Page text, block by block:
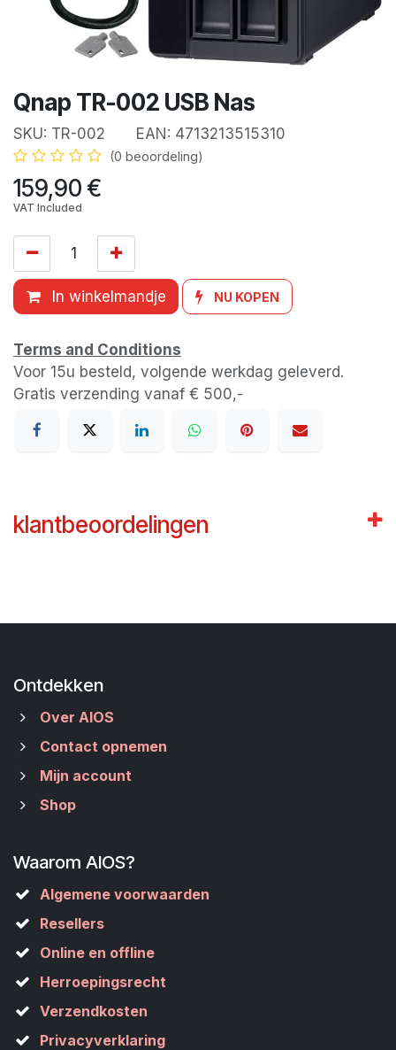
Qnap TR-002 USB Nas
SKU: TR-002 EAN: 4713213515310
(0 beoordeling)
159,90€
VAT Included
In winkelmandje NU KOPEN
Terms and Conditions
Voor 15u besteld, volgende werkdag geleverd.
Gratis verzending vanaf € 500,-
klantbeoordelingen
Ontdekken
Over AIOS
Contact opnemen
Mijn account
Shop
Waarom AIOS?
Algemene voorwaarden
Resellers
Online en offline
Herroepingsrecht
Verzendkosten
Privacyverklaring